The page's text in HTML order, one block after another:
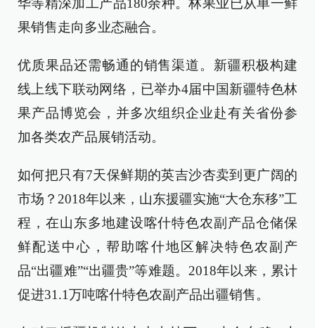
华等精深加工产品180余种。林果业已从单一鲜
果销售走向多业态融合。
优质果品还需畅通的销售渠道。新疆积极构建
线上线下联动网络，已举办4届中国新疆特色林
果产品博览会，并多次组织企业赴有关省份参
加各类农产品展销活动。
如何把只有7天保鲜期的英吉沙杏卖到更广阔的
市场？2018年以来，山东援疆实施“大仓东移”工
程，在山东多地建设喀什特色农副产品仓储保
鲜配送中心，帮助喀什地区解决特色农副产
品“出疆难”“出疆贵”等难题。2018年以来，累计
促进31.1万吨喀什特色农副产品出疆销售。